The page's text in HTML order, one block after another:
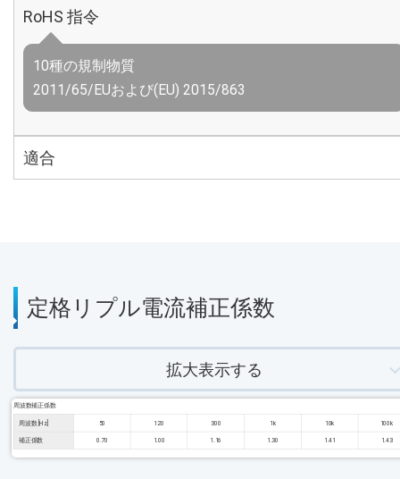
RoHS 指令
10種の規制物質
2011/65/EUおよび(EU) 2015/863
適合
定格リプル電流補正係数
拡大表示する
周波数補正係数
周波数 [Hz] 50 120 300 1k 10k 100k
補正係数 0.70 1.00 1.16 1.30 1.41 1.43